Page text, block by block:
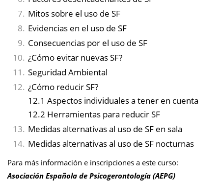
Mitos sobre el uso de SF
Evidencias en el uso de SF
Consecuencias por el uso de SF
¿Cómo evitar nuevas SF?
Seguridad Ambiental
¿Cómo reducir SF?
12.1 Aspectos individuales a tener en cuenta
12.2 Herramientas para reducir SF
Medidas alternativas al uso de SF en sala
Medidas alternativas al uso de SF nocturnas
Para más información e inscripciones a este curso:
Asociación Española de Psicogerontología (AEPG)